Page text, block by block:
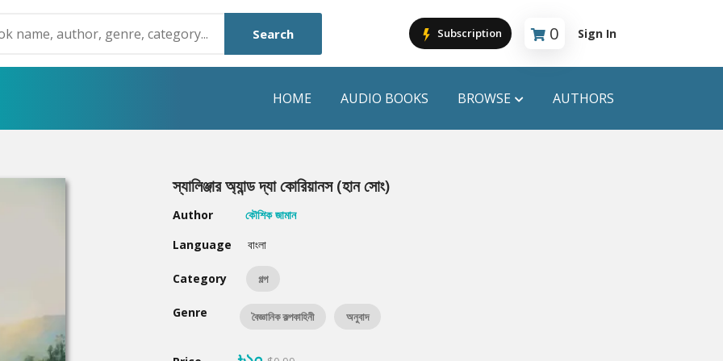
Search Subscription 0
Cart is empty
Sign In
HOME AUDIO BOOKS BROWSE
Humayun Ahmed
Mouri Morium
Hot & New
AUTHORS
স্যালিঞ্জার অ্যান্ড দ্যা কোরিয়ানস (হান সোং)
Author
কৌশিক জামান
Language
বাংলা
Category গল্প
Genre বৈজ্ঞানিক কল্পকাহিনী অনুবাদ